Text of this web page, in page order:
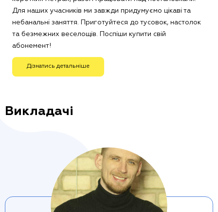
Для наших учасників ми завжди придумуємо цікаві та
небанальні заняття. Приготуйтеся до тусовок, настолок
та безмежних веселощів. Поспіши купити свій
абонемент!
Дізнатись детальніше
Викладачі